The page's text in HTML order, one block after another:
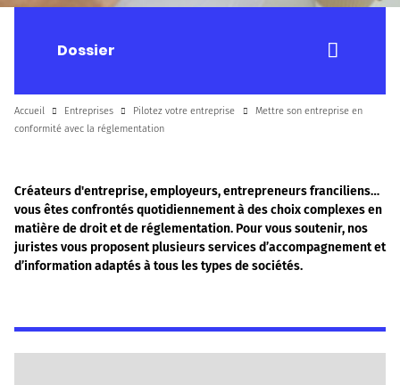
Dossier
Accueil Entreprises Pilotez votre entreprise
Mettre son entreprise en
conformité avec la réglementation
Créateurs d'entreprise, employeurs, entrepreneurs franciliens…
vous êtes confrontés quotidiennement à des choix complexes en
matière de droit et de réglementation. Pour vous soutenir, nos
juristes vous proposent plusieurs services d’accompagnement et
d’information adaptés à tous les types de sociétés.